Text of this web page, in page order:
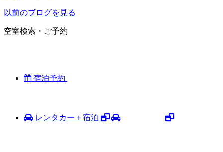
以前のブログを見る
空室検索・ご予約
宿泊予約
レンタカー＋宿泊